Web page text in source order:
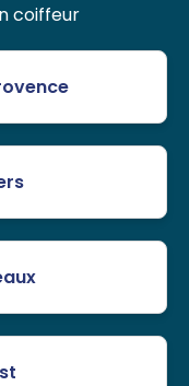
coiffeur